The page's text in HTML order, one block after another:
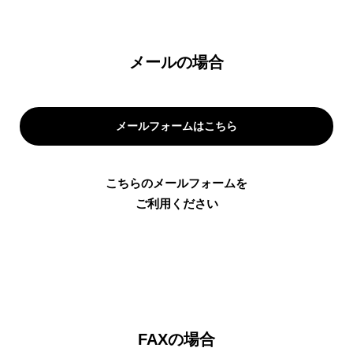
メールの場合
メールフォームはこちら
こちらのメールフォームを
ご利用ください
FAXの場合